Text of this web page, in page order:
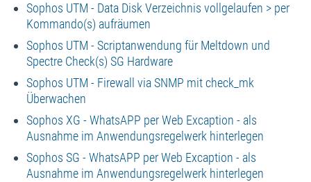
Sophos UTM - Data Disk Verzeichnis vollgelaufen > per
Kommando(s) aufräumen
Sophos UTM - Scriptanwendung für Meltdown und
Spectre Check(s) SG Hardware
Sophos UTM - Firewall via SNMP mit check_mk
Überwachen
Sophos XG - WhatsAPP per Web Excaption - als
Ausnahme im Anwendungsregelwerk hinterlegen
Sophos SG - WhatsAPP per Web Excaption - als
Ausnahme im Anwendungsregelwerk hinterlegen